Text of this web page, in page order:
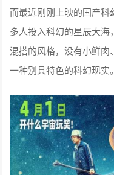
而最近刚刚上映的国产
多人投入科幻的星辰大海
混搭的风格，没有小鲜
一种别具特色的科幻现实。